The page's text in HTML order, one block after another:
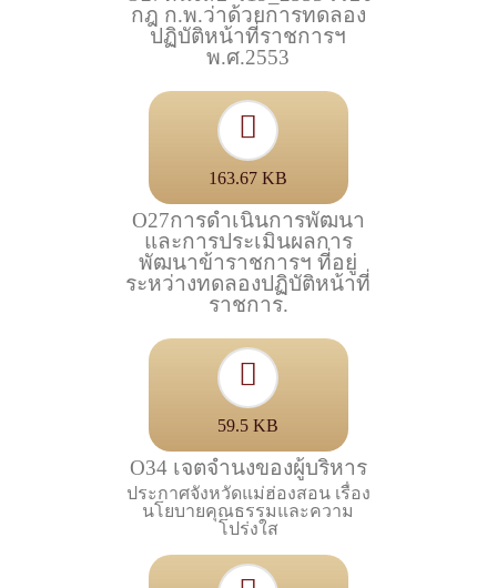
กฎ ก.พ.ว่าด้วยการทดลอง
ปฏิบัติหน้าที่ราชการฯ
พ.ศ.2553
163.67 KB
O27การดำเนินการพัฒนา
และการประเมินผลการ
พัฒนาข้าราชการฯ ที่อยู่
ระหว่างทดลองปฏิบัติหน้าที่
ราชการ.
59.5 KB
O34 เจตจำนงของผู้บริหาร
ประกาศจังหวัดแม่ฮ่องสอน เรื่อง
นโยบายคุณธรรมและความ
โปร่งใส